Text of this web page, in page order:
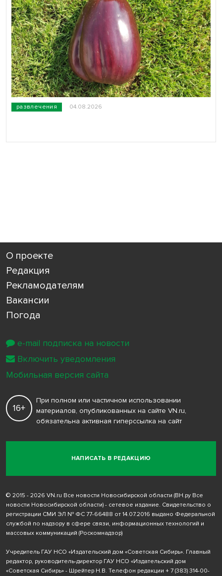
развлечения 04.08.2026
О проекте
Редакция
Рекламодателям
Вакансии
Погода
НАПИСАТЬ В РЕДАКЦИЮ
16+
При полном или частичном использовании
материалов, опубликованных на сайте VN.ru,
обязательна активная гиперссылка на сайт
© 2015 - 2026 VN.ru Все новости Новосибирской области (ВН.ру Все
новости Новосибирской области) - сетевое издание. Свидетельство о
регистрации СМИ ЭЛ № ФС 77-66488 от 14.07.2016 выдано Федеральной
службой по надзору в сфере связи, информационных технологий и
массовых коммуникаций (Роскомнадзор)
Учредитель ГАУ НСО «Издательский дом «Советская Сибирь». Главный
редактор, руководитель-директор ГАУ НСО «Издательский дом
«Советская Сибирь» - Шрейтер Н.В. Телефон редакции + 7 (383) 314-00-
e-mail подписка на новости
Включить уведомления
Мобильная версия сайта